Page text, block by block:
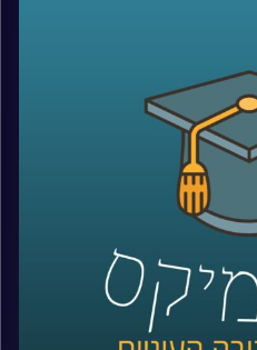
רווח ומאחסן בתוכו את כל
לאודר לממשל, דיפלומטיה
סודאן ומצרים.
אך מאוד רלוונטי כדי
אנחנו היום